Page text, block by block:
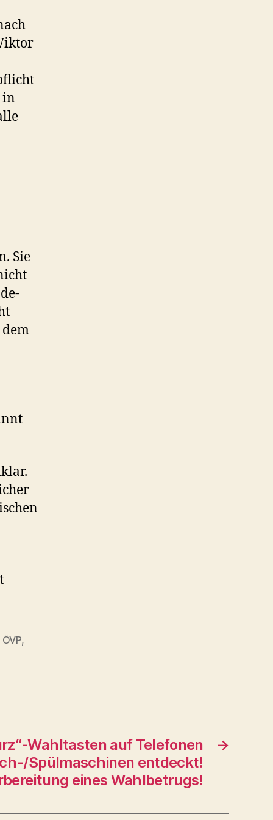
in
Sie
ÖVP,
→
Wahltasten auf Telefonen
Spülmaschinen entdeckt!
eines Wahlbetrugs!